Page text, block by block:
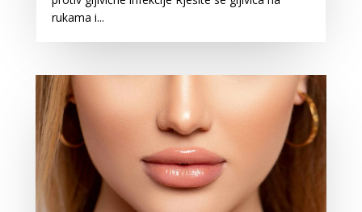
rukama i...